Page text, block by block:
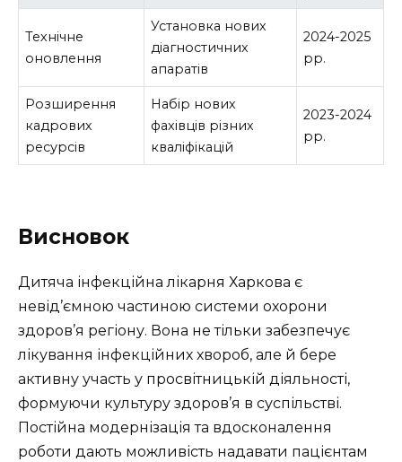
Технічне
оновлення
Установка нових
діагностичних
апаратів
2024-2025
рр.
Розширення
кадрових
ресурсів
Набір нових
фахівців різних
кваліфікацій
2023-2024
рр.
Висновок
Дитяча інфекційна лікарня Харкова є
невід’ємною частиною системи охорони
здоров’я регіону. Вона не тільки забезпечує
лікування інфекційних хвороб, але й бере
активну участь у просвітницькій діяльності,
формуючи культуру здоров’я в суспільстві.
Постійна модернізація та вдосконалення
роботи дають можливість надавати пацієнтам